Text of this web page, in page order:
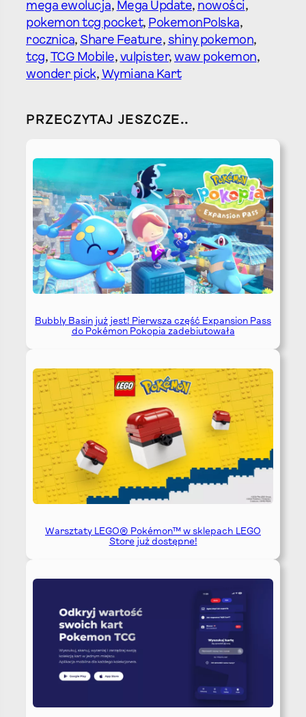
mega ewolucja, Mega Update, nowości
pokemon tcg pocket, PokemonPolska
rocznica, Share Feature, shiny pokemon
tcg, TCG Mobile, vulpister, waw pokemon
wonder pick, Wymiana Kart
PRZECZYTAJ JESZCZE..
Bubbly Basin już jest! Pierwsza część Expansion Pass
do Pokémon Pokopia zadebiutowała
Warsztaty LEGO® Pokémon™ w sklepach LEGO
Store już dostępne!